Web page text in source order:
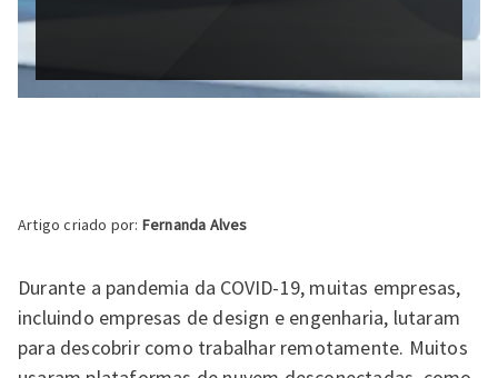
Artigo criado por: Fernanda Alves
Durante a pandemia da COVID-19, muitas empresas,
incluindo empresas de design e engenharia, lutaram
para descobrir como trabalhar remotamente. Muitos